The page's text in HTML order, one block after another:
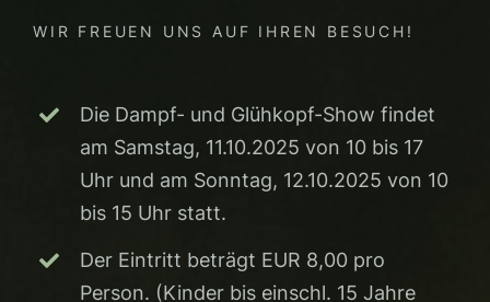
WIR FREUEN UNS AUF IHREN BESUCH!
Die Dampf- und Glühkopf-Show findet
am Samstag, 11.10.2025 von 10 bis 17
Uhr und am Sonntag, 12.10.2025 von 10
bis 15 Uhr statt.
Der Eintritt beträgt EUR 8,00 pro
Person. (Kinder bis einschl. 15 Jahre